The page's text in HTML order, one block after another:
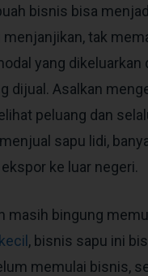
bisnis bisa
menjanjikan, tak
yang dikeluarkan
dijual. Asalkan
peluang dan
sapu lidi,
ke luar negeri.
masih bingung
, bisnis sapu ini
memulai bisnis,